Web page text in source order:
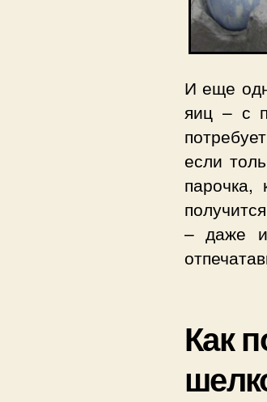
И еще
яиц – с
если
парочка,
– даже
Как